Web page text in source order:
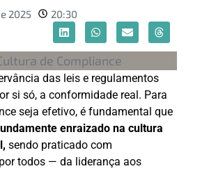
2025 20:30
das leis e regulamentos
si só, a conformidade real. Para
seja efetivo, é fundamental que
enraizado na cultura
sendo praticado com
todos — da liderança aos